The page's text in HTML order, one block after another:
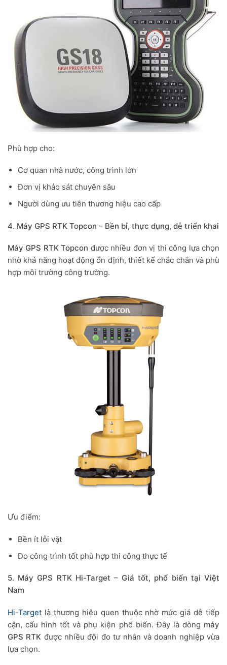
Phù hợp cho:
Cơ quan nhà nước, công trình lớn
Đơn vị khảo sát chuyên sâu
Người dùng ưu tiên thương hiệu cao cấp
4. Máy GPS RTK Topcon – Bền bỉ, thực dụng, dễ triển khai
Máy GPS RTK Topcon được nhiều đơn vị thi công lựa chọn
nhờ khả năng hoạt động ổn định, thiết kế chắc chắn và phù
hợp môi trường công trường.
Ưu điểm:
Bền ít lỗi vặt
Đo công trình tốt phù hợp thi công thực tế
5. Máy GPS RTK Hi-Target – Giá tốt, phổ biến tại Việt
Nam
Hi-Target là thương hiệu quen thuộc nhờ mức giá dễ tiếp
cận, cấu hình tốt và phụ kiện phổ biến. Đây là dòng máy
GPS RTK được nhiều đội đo tư nhân và doanh nghiệp vừa
lựa chọn.